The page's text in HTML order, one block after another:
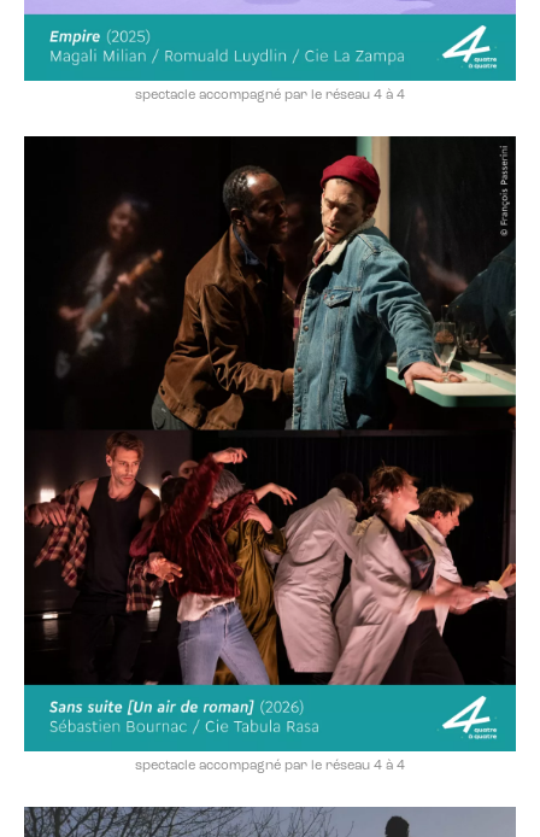
spectacle accompagné par le réseau 4 à 4
spectacle accompagné par le réseau 4 à 4